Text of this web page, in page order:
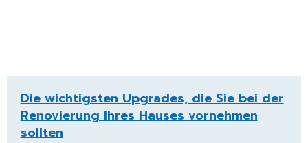
Die wichtigsten Upgrades, die Sie bei der
Renovierung Ihres Hauses vornehmen
sollten